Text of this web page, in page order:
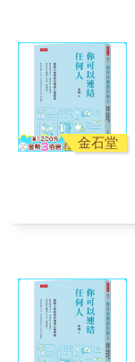
金石堂